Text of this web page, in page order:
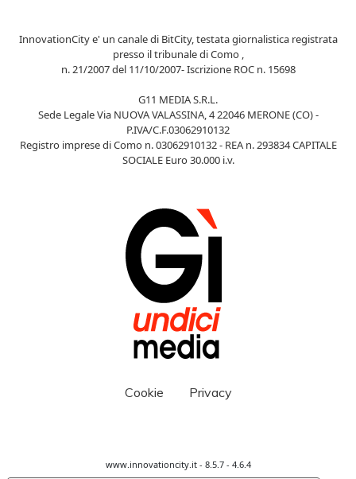
InnovationCity e' un canale di BitCity, testata giornalistica registrata
presso il tribunale di Como ,
n. 21/2007 del 11/10/2007- Iscrizione ROC n. 15698
G11 MEDIA S.R.L.
Sede Legale Via NUOVA VALASSINA, 4 22046 MERONE (CO) -
P.IVA/C.F.03062910132
Registro imprese di Como n. 03062910132 - REA n. 293834 CAPITALE
SOCIALE Euro 30.000 i.v.
Cookie Privacy
www.innovationcity.it - 8.5.7 - 4.6.4